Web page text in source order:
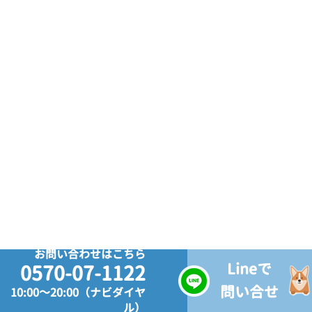
お問い合わせはこちら
0570-07-1122
10:00～20:00（ナビダイヤ
ル）
Lineで
問い合せ